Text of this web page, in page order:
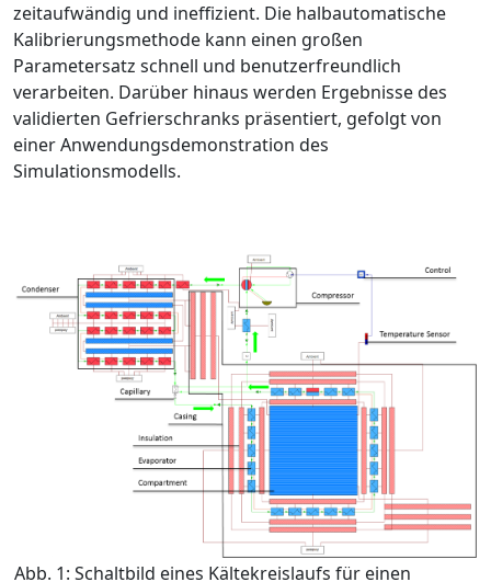
zeitaufwändig und ineffizient. Die halbautomatische
Kalibrierungsmethode kann einen großen
Parametersatz schnell und benutzerfreundlich
verarbeiten. Darüber hinaus werden Ergebnisse des
validierten Gefrierschranks präsentiert, gefolgt von
einer Anwendungsdemonstration des
Simulationsmodells.
Abb. 1: Schaltbild eines Kältekreislaufs für einen